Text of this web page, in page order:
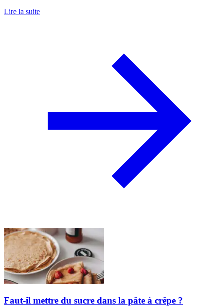
Lire la suite
Faut-il mettre du sucre dans la pâte à crêpe ?